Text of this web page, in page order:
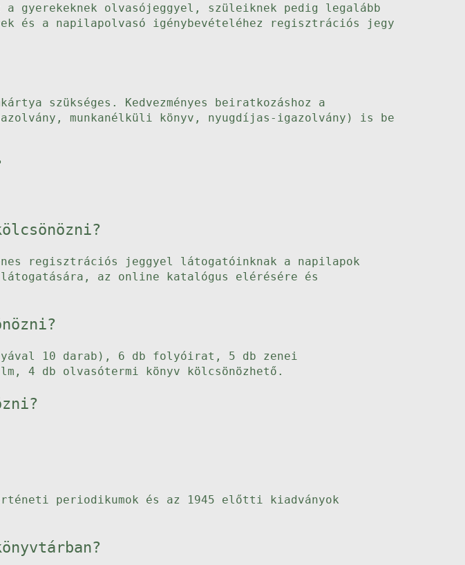
a gyerekeknek olvasójeggyel, szüleiknek pedig legalább
és a napilapolvasó igénybevételéhez regisztrációs jegy
szükséges. Kedvezményes beiratkozáshoz a
munkanélküli könyv, nyugdíjas-igazolvány) is be
regisztrációs jeggyel látogatóinknak a napilapok
az online katalógus elérésére és
10 darab), 6 db folyóirat, 5 db zenei
4 db olvasótermi könyv kölcsönözhető.
periodikumok és az 1945 előtti kiadványok